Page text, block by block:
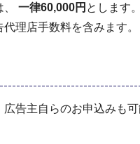
一律60,000円 とします。
理店手数料を含みます。
告主自らのお申込みも可